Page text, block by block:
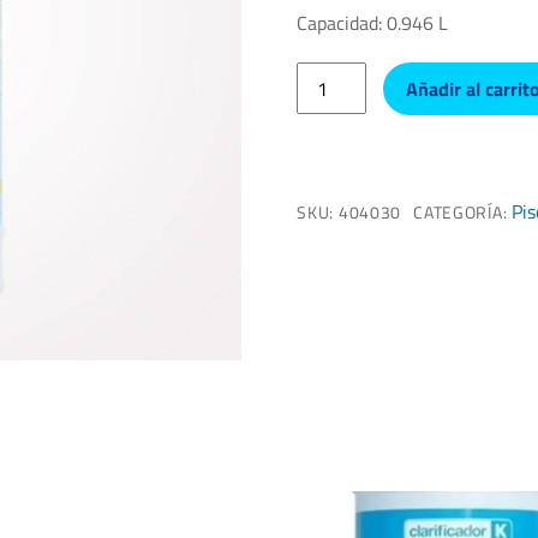
Capacidad: 0.946 L
Algen-
plus
Añadir al carrito
SKU: 404030 CATEGORÍA: